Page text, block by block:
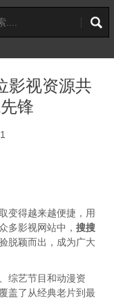
影视资源共
锋
变得越来越便捷，用
多影视网站中， 搜搜
脱颖而出，成为广大
综艺节目和动漫资
盖了从经典老片到最